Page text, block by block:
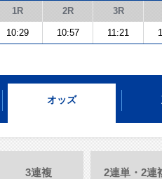
1R 2R 3R
10:29 10:57 11:21
オッズ
3連複 2連単・2連